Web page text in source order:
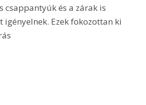
csappantyúk és a zárak is
igényelnek. Ezek fokozottan ki